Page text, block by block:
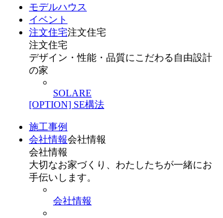
モデルハウス
イベント
注文住宅注文住宅
注文住宅
デザイン・性能・品質にこだわる自由設計
の家
SOLARE
[OPTION] SE構法
施工事例
会社情報会社情報
会社情報
大切なお家づくり、わたしたちが一緒にお
手伝いします。
会社情報